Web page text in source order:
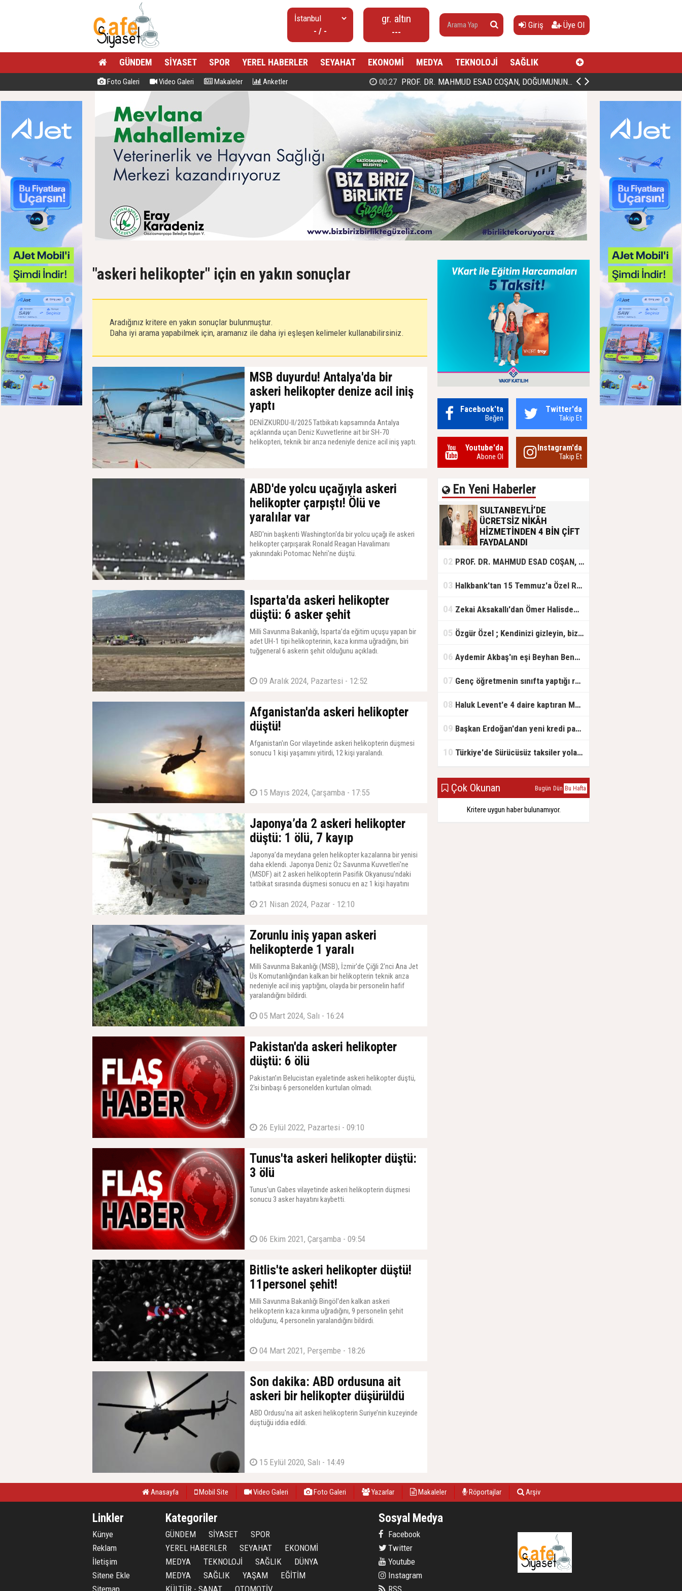
- / -
gr. altın
---
Giriş Üye Ol
GÜNDEM SİYASET SPOR YEREL HABERLER SEYAHAT EKONOMİ MEDYA TEKNOLOJİ SAĞLIK
Foto Galeri Video Galeri Makaleler Anketler 00:27 PROF. DR. MAHMUD ESAD COŞAN, DOĞUMUNUN HİCRÎ 91. YILINDA ELAZIĞ'DA YÂD EDİLECEK
"askeri helikopter" için en yakın sonuçlar
Aradığınız kritere en yakın sonuçlar bulunmuştur.
Daha iyi arama yapabilmek için, aramanız ile daha iyi eşleşen kelimeler kullanabilirsiniz.
MSB duyurdu! Antalya'da bir
askeri helikopter denize acil iniş
yaptı
DENİZKURDU-II/2025 Tatbikatı kapsamında Antalya
açıklarında uçan Deniz Kuvvetlerine ait bir SH-70
helikopteri, teknik bir arıza nedeniyle denize acil iniş yaptı.
ABD'de yolcu uçağıyla askeri
helikopter çarpıştı! Ölü ve
yaralılar var
ABD'nin başkenti Washington'da bir yolcu uçağı ile askeri
helikopter çarpışarak Ronald Reagan Havalimanı
yakınındaki Potomac Nehri'ne düştü.
Isparta'da askeri helikopter
düştü: 6 asker şehit
Milli Savunma Bakanlığı, Isparta’da eğitim uçuşu yapan bir
adet UH-1 tipi helikopterinin, kaza kırıma uğradığını, biri
tuğgeneral 6 askerin şehit olduğunu açıkladı.
09 Aralık 2024, Pazartesi - 12:52
Afganistan'da askeri helikopter
düştü!
Afganistan'ın Gor vilayetinde askeri helikopterin düşmesi
sonucu 1 kişi yaşamını yitirdi, 12 kişi yaralandı.
15 Mayıs 2024, Çarşamba - 17:55
Japonya’da 2 askeri helikopter
düştü: 1 ölü, 7 kayıp
Japonya’da meydana gelen helikopter kazalarına bir yenisi
daha eklendi. Japonya Deniz Öz Savunma Kuvvetleri'ne
(MSDF) ait 2 askeri helikopterin Pasifik Okyanusu’ndaki
tatbikat sırasında düşmesi sonucu en az 1 kişi hayatını
21 Nisan 2024, Pazar - 12:10
Zorunlu iniş yapan askeri
helikopterde 1 yaralı
Milli Savunma Bakanlığı (MSB), İzmir'de Çiğli 2'nci Ana Jet
Üs Komutanlığından kalkan bir helikopterin teknik arıza
nedeniyle acil iniş yaptığını, olayda bir personelin hafif
yaralandığını bildirdi.
05 Mart 2024, Salı - 16:24
Pakistan'da askeri helikopter
düştü: 6 ölü
Pakistan’ın Belucistan eyaletinde askeri helikopter düştü,
2'si binbaşı 6 personelden kurtulan olmadı.
26 Eylül 2022, Pazartesi - 09:10
Tunus'ta askeri helikopter düştü:
3 ölü
Tunus'un Gabes vilayetinde askeri helikopterin düşmesi
sonucu 3 asker hayatını kaybetti.
06 Ekim 2021, Çarşamba - 09:54
Bitlis'te askeri helikopter düştü!
11personel şehit!
Milli Savunma Bakanlığı Bingöl'den kalkan askeri
helikopterin kaza kırıma uğradığını, 9 personelin şehit
olduğunu, 4 personelin yaralandığını bildirdi.
04 Mart 2021, Perşembe - 18:26
Son dakika: ABD ordusuna ait
askeri bir helikopter düşürüldü
ABD Ordusu'na ait askeri helikopterin Suriye’nin kuzeyinde
düştüğü iddia edildi.
15 Eylül 2020, Salı - 14:49
Facebook'ta
Beğen
Twitter'da
Takip Et
Youtube'da
Abone Ol
Instagram'da
Takip Et
En Yeni Haberler
SULTANBEYLİ’DE
ÜCRETSİZ NİKÂH
HİZMETİNDEN 4 BİN ÇİFT
FAYDALANDI
olan gençlere destek amacıyla
başlattığı ücretsiz nikâh hizmetini
başlattıklarını belirten Sultanbeyli
ücretsiz hizmet vermenin
02 PROF. DR. MAHMUD ESAD COŞAN, DOĞUMUNUN HİCRÎ 91. YILINDA ELAZIĞ'DA YÂD EDİLECEK
03 Halkbank'tan 15 Temmuz'a Özel Reklam Filmi: "İrade Bizim, Zafer Bizim"
04 Zekai Aksakallı'dan Ömer Halisdemir'e 'vefa' ziyareti!
05 Özgür Özel ; Kendinizi gizleyin, bizden işaret bekleyin
06 Aydemir Akbaş'ın eşi Beyhan Benek Akbaş hayatını kaybetti
07 Genç öğretmenin sınıfta yaptığı rezil paylaşım
08 Haluk Levent'e 4 daire kaptıran Müteahhit soluğu savcılıkta aldı
09 Başkan Erdoğan'dan yeni kredi paketi müjdesi: 6 ay geri ödemesiz, 36 ay vadeli
10 Türkiye'de Sürücüsüz taksiler yola çıkmaya hazırlanıyor
Çok Okunan Bugün Dün Bu Hafta
Kritere uygun haber bulunamıyor.
Anasayfa Mobil Site Video Galeri Foto Galeri Yazarlar Makaleler Röportajlar Arşiv
Linkler
Künye
Reklam
İletişim
Sitene Ekle
Sitemap
Kategoriler
GÜNDEM SİYASET
SPOR
YEREL HABERLER
SEYAHAT
EKONOMİ
MEDYA
TEKNOLOJİ SAĞLIK
DÜNYA
MEDYA
SAĞLIK YAŞAM
EĞİTİM
KÜLTÜR - SANAT
OTOMOTİV
Sosyal Medya
Facebook
Twitter
Youtube
Instagram
RSS